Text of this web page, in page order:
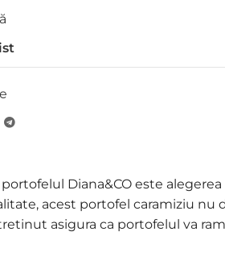
Diana&CO este
acest portofel caramiziu nu
asigura ca portofelul va